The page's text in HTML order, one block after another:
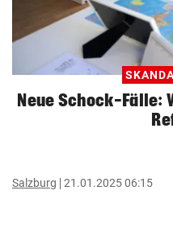
Neue Schock-Fälle:
Salzburg 21.01.2025 06:15